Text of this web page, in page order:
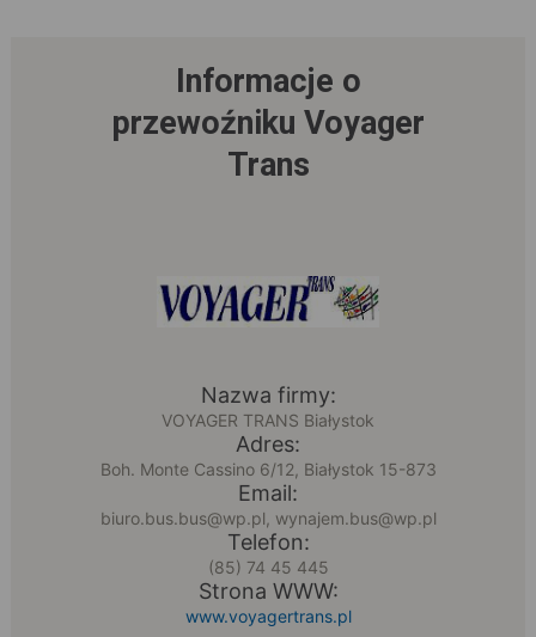
Informacje o
przewoźniku Voyager
Trans
Nazwa firmy:
VOYAGER TRANS Białystok
Adres:
Boh. Monte Cassino 6/12, Białystok 15-873
Email:
biuro.bus.bus@wp.pl, wynajem.bus@wp.pl
Telefon:
(85) 74 45 445
Strona WWW:
www.voyagertrans.pl